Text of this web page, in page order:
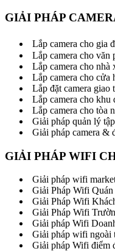
GIẢI PHÁP
Lắp camera cho gia
Lắp camera cho văn
Lắp camera cho nhà
Lắp camera cho cửa
Lắp đặt camera giao
Lắp camera cho khu
Lắp camera cho tòa
Giải pháp quản lý
Giải pháp camera &
GIẢI PHÁP WIFI
Giải pháp wifi
Giải Pháp Wifi Quán
Giải Pháp Wifi
Giải Pháp Wifi
Giải pháp Wifi
Giải pháp wifi ngoài
Giải pháp Wifi điểm